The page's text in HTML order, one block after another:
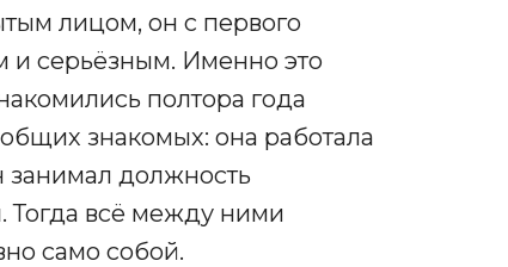
лицом, он с первого
и серьёзным. Именно это
полтора года
знакомых: она работала
должность
Тогда всё между ними
само собой.